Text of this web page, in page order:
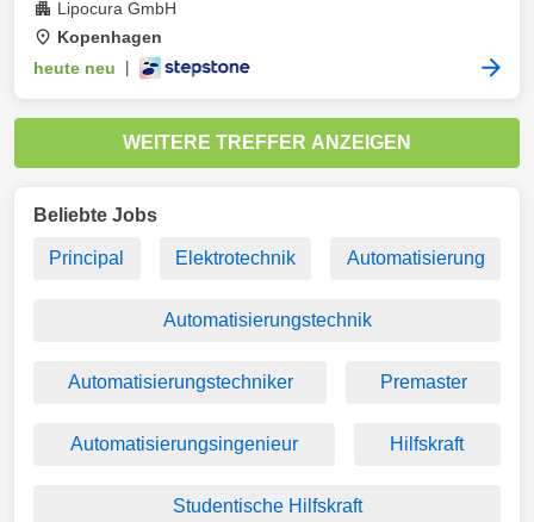
Lipocura GmbH
Kopenhagen
heute neu
WEITERE TREFFER ANZEIGEN
Beliebte Jobs
Principal Elektrotechnik Automatisierung
Automatisierungstechnik
Automatisierungstechniker Premaster
Automatisierungsingenieur Hilfskraft
Studentische Hilfskraft